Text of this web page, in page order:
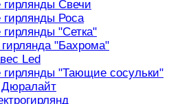
Свечи
Роса
"Сетка"
"Бахрома"
Led
"Тающие сосульки"
Дюралайт